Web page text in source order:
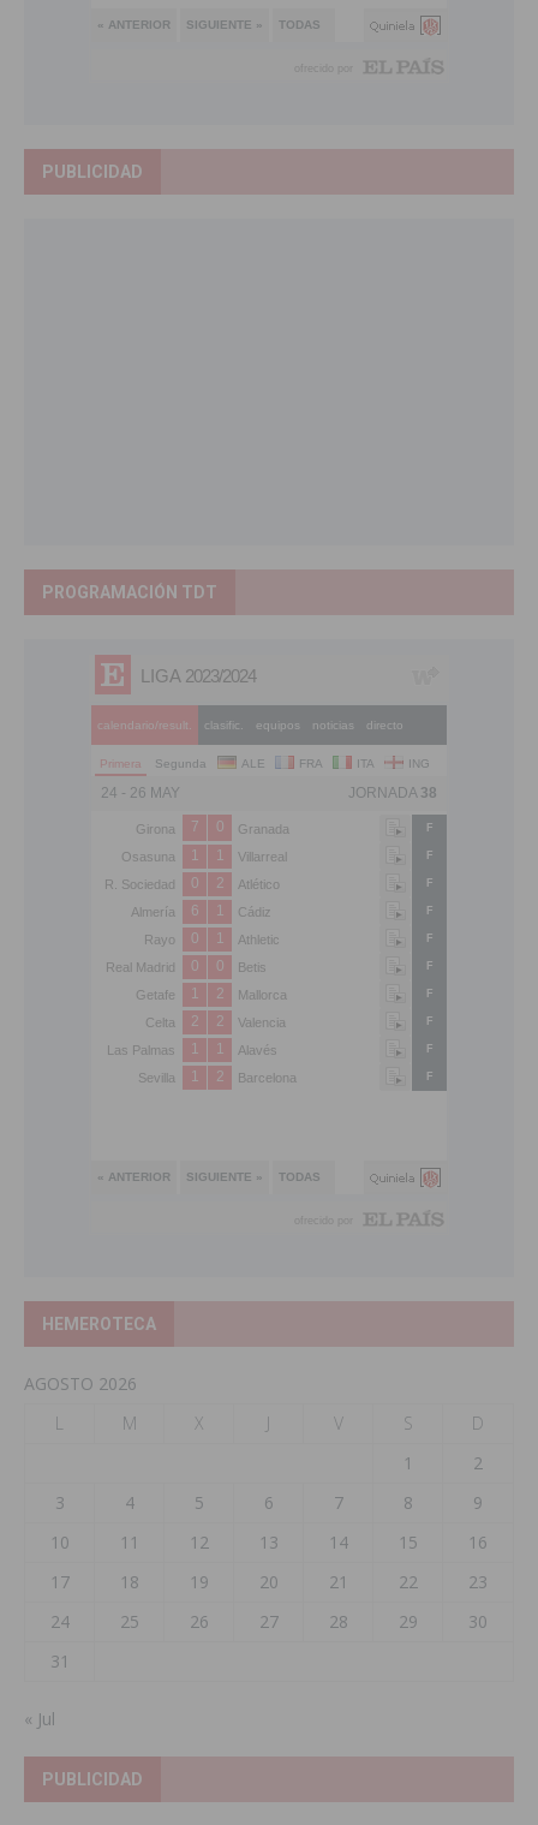
PUBLICIDAD
PROGRAMACIÓN TDT
HEMEROTECA
AGOSTO 2026
L
M X J V S
D
1
2
3
4 5 6 7 8
9
10
11 12 13 14 15
16
17
18 19 20 21 22
23
24
25 26 27 28 29
30
31
« Jul
PUBLICIDAD